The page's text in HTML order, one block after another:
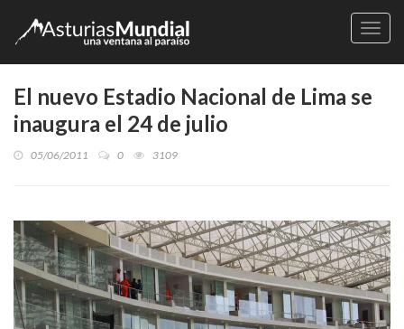
El nuevo Estadio Nacional de Lima se
inaugura el 24 de julio
05/06/2011 0 3109